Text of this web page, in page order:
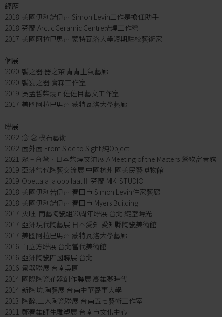
經歷
2018 美國伊利諾伊州 Simon Levin工作是擔任助手
2018 芬蘭 Arctic Ceramic Centre柴燒工作營
2017 美國阿拉巴馬州 蒙特瓦洛大學短期駐校藝術家
個展
2020 饗之器 器之茶 青青土氣藝廊
2020 饗宴之器 實森工作室
2019 吳孟哲柴燒in 佐佐目藝文工作室
2017 美國阿拉巴馬州 蒙特瓦洛大學藝廊
聯展
2022 念 念 樸石藝術
2022 面外面 From Side to Sight 純Object
2021 聚 – 台灣．日本柴燒交流展 A Meeting of the Masters 鶯歌富貴館
2019 亞洲當代陶藝交流展 中國杭州 國美民藝博物館
2019 Opettaja ja oppilaatⅡ 芬蘭 MIKI STUDIO
2018 美國伊利若伊州 春田市 Simon Levin住家藝廊
2018 美國伊利諾伊州 春田市 Myers Building
2017 火旺-南藝陶瓷組20周年聯展 台北 綻堂蒔光
2017 亞洲現代陶藝展 日本愛知 愛知縣陶瓷美術館
2017 美國阿拉巴馬州 蒙特瓦洛大學藝廊
2016 白立方聯展 台北當代美術館
2016 亞洲陶瓷四國聯展 台北
2016 景器聯展 台南吳園
2014 國際陶瓷花器創作聯展 高雄夢時代
2014 新陶坊.陶藝展 台南中華醫事大學
2013 陶醉.三人陶瓷聯展 台南五七藝術工作室
2011 鄭春雄師生雕塑展 台南市文化中心